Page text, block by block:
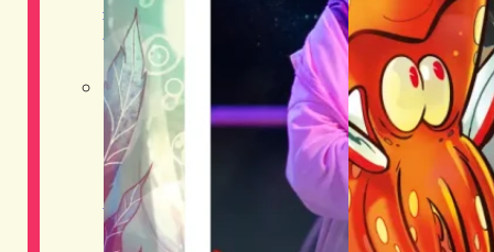
Adventure District Live District
Musica Shopping District